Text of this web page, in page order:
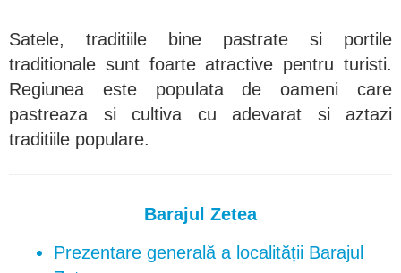
Satele, traditiile bine pastrate si portile
traditionale sunt foarte atractive pentru turisti.
Regiunea este populata de oameni care
pastreaza si cultiva cu adevarat si aztazi
traditiile populare.
Barajul Zetea
Prezentare generală a localității Barajul